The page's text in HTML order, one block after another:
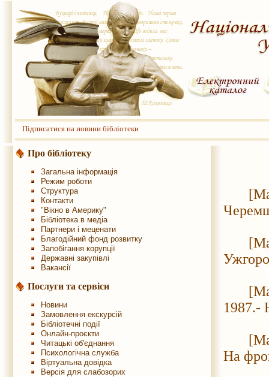
Підписатися на новини бібліотеки
Про бібліотеку
Загальна інформація
Режим роботи
Структура
Контакти
"Вікно в Америку"
Бібліотека в медіа
Партнери і меценати
Благодійний фонд розвитку
Запобігання корупції
Державні закупівлі
Вакансії
Послуги та сервіси
Новини
Замовлення екскурсій
Бібліотечні події
Онлайн-проєкти
Читацькі об'єднання
Психологічна служба
Віртуальна довідка
Версія для слабозорих
1987.-
На